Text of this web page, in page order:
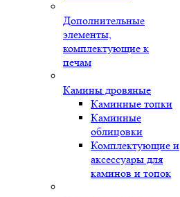
Дополнительные
элементы,
комплектующие к
печам
Камины дровяные
Каминные топки
Каминные
облицовки
Комплектующие и
аксессуары для
каминов и топок